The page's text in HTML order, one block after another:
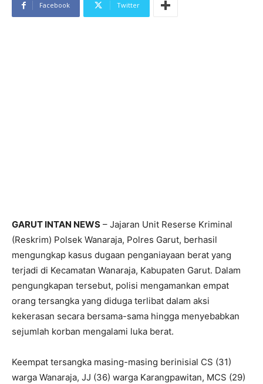
Facebook Twitter
GARUT INTAN NEWS – Jajaran Unit Reserse Kriminal
(Reskrim) Polsek Wanaraja, Polres Garut, berhasil
mengungkap kasus dugaan penganiayaan berat yang
terjadi di Kecamatan Wanaraja, Kabupaten Garut. Dalam
pengungkapan tersebut, polisi mengamankan empat
orang tersangka yang diduga terlibat dalam aksi
kekerasan secara bersama-sama hingga menyebabkan
sejumlah korban mengalami luka berat.
Keempat tersangka masing-masing berinisial CS (31)
warga Wanaraja, JJ (36) warga Karangpawitan, MCS (29)